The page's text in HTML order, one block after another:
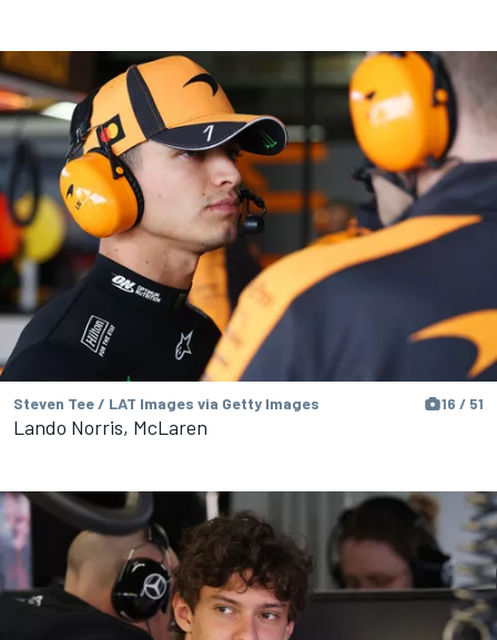
Steven Tee / LAT Images via Getty Images 16 / 51
Lando Norris, McLaren